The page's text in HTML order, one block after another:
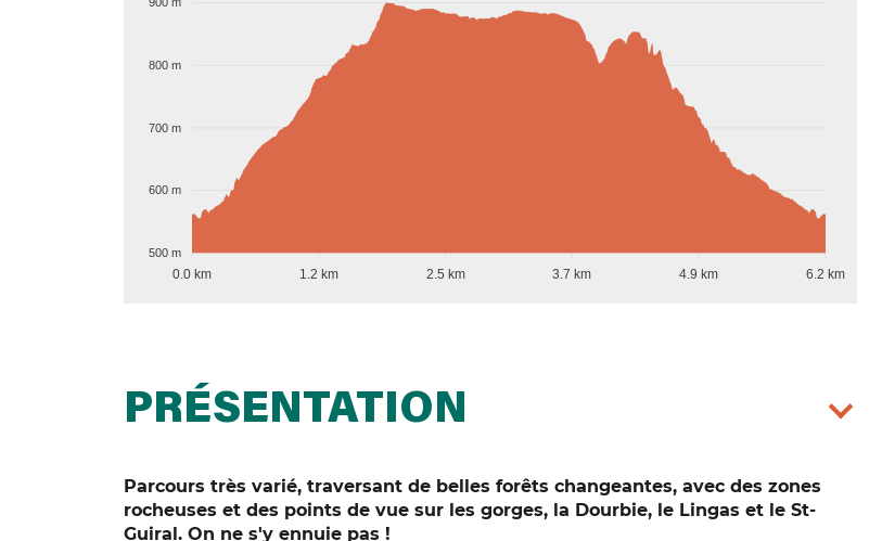
900 m
800 m
700 m
600 m
500 m
0.0 km 1.2 km 2.5 km 3.7 km 4.9 km 6.2 km
PRÉSENTATION
Parcours très varié, traversant de belles forêts changeantes, avec des zones
rocheuses et des points de vue sur les gorges, la Dourbie, le Lingas et le St-
Guiral. On ne s'y ennuie pas !